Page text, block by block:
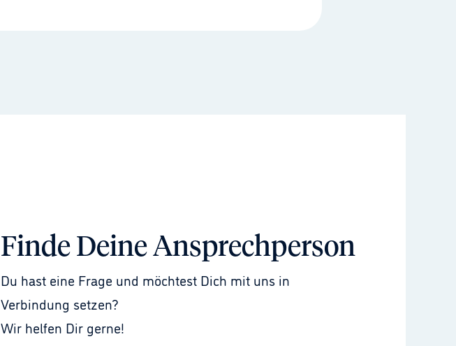
Finde Deine Ansprechperson
Du hast eine Frage und möchtest Dich mit uns in
Verbindung setzen?
Wir helfen Dir gerne!